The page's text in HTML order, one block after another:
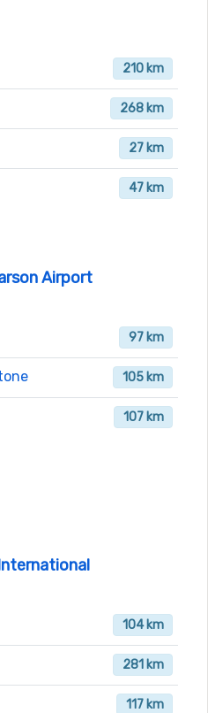
210 km
268 km
27 km
47 km
Airport
97 km
105 km
107 km
104 km
281 km
117 km